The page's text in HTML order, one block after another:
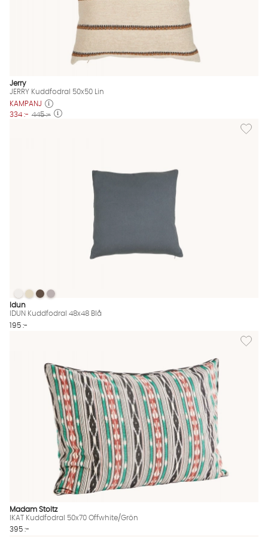
Jerry
JERRY Kuddfodral 50x50 Lin
KAMPANJ
334 :- 445 :-
Lägg
IDUN Kuddfodral 48x48 Blå Finns även i dessa färger:
IDUN Kuddfodral 48x48 Blå
IDUN Kuddfodral 48x48 Blå
IDUN Kuddfodral 48x48 Blå
IDUN Kuddfodral 48x48 Blå
Idun
IDUN Kuddfodral 48x48 Blå
195 :-
Lägg
Madam Stoltz
IKAT Kuddfodral 50x70 Offwhite/Grön
395 :-